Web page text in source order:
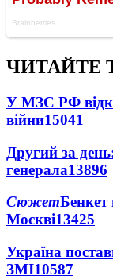
ЧИТАЙТЕ
У МЗС РФ
війни15041
Другий за
генерала13896
СюжетБенкет
Москві13425
Україна
ЗМІ10587